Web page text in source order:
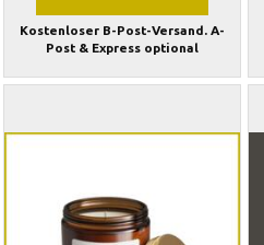
Kostenloser B-Post-Versand. A-
Post & Express optional